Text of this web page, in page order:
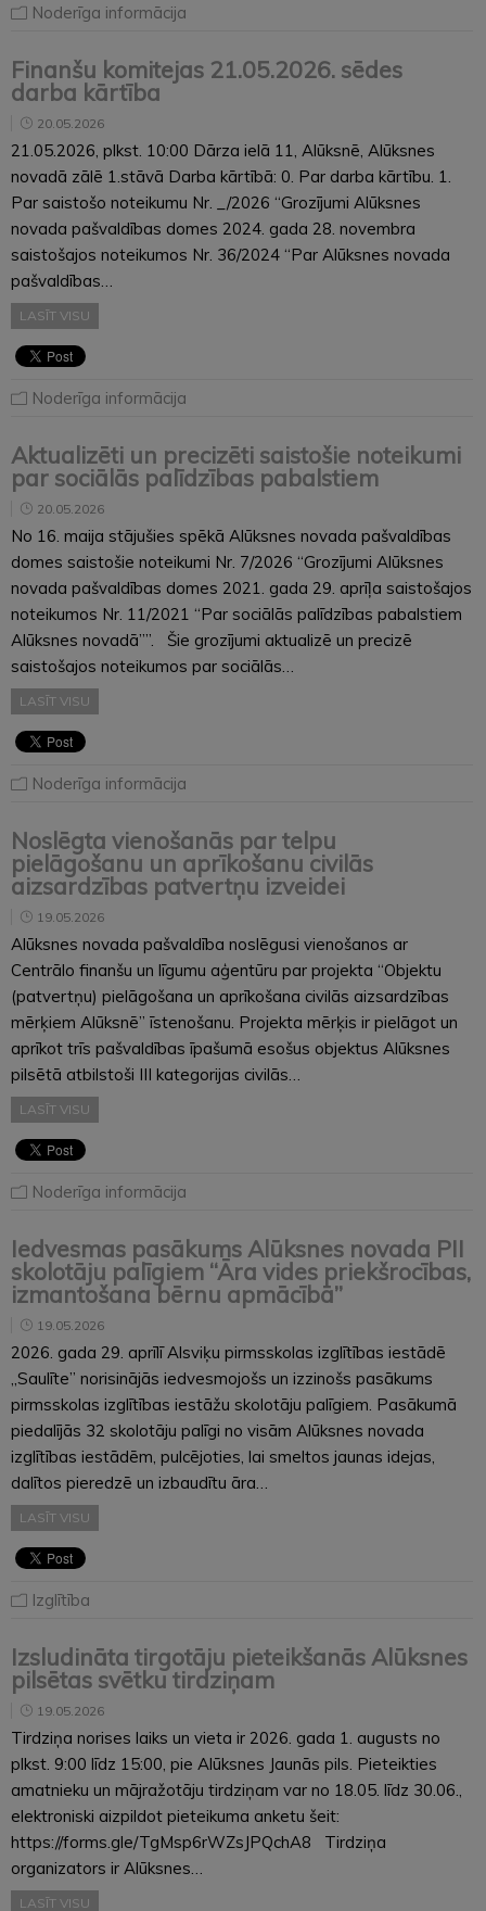
Noderīga informācija
Finanšu komitejas 21.05.2026. sēdes
darba kārtība
20.05.2026
21.05.2026, plkst. 10:00 Dārza ielā 11, Alūksnē, Alūksnes
novadā zālē 1.stāvā Darba kārtībā: 0. Par darba kārtību. 1.
Par saistošo noteikumu Nr. _/2026 “Grozījumi Alūksnes
novada pašvaldības domes 2024. gada 28. novembra
saistošajos noteikumos Nr. 36/2024 “Par Alūksnes novada
pašvaldības…
LASĪT VISU
Noderīga informācija
Aktualizēti un precizēti saistošie noteikumi
par sociālās palīdzības pabalstiem
20.05.2026
No 16. maija stājušies spēkā Alūksnes novada pašvaldības
domes saistošie noteikumi Nr. 7/2026 “Grozījumi Alūksnes
novada pašvaldības domes 2021. gada 29. aprīļa saistošajos
noteikumos Nr. 11/2021 “Par sociālās palīdzības pabalstiem
Alūksnes novadā””. Šie grozījumi aktualizē un precizē
saistošajos noteikumos par sociālās…
LASĪT VISU
Noderīga informācija
Noslēgta vienošanās par telpu
pielāgošanu un aprīkošanu civilās
aizsardzības patvertņu izveidei
19.05.2026
Alūksnes novada pašvaldība noslēgusi vienošanos ar
Centrālo finanšu un līgumu aģentūru par projekta “Objektu
(patvertņu) pielāgošana un aprīkošana civilās aizsardzības
mērķiem Alūksnē” īstenošanu. Projekta mērķis ir pielāgot un
aprīkot trīs pašvaldības īpašumā esošus objektus Alūksnes
pilsētā atbilstoši III kategorijas civilās…
LASĪT VISU
Noderīga informācija
Iedvesmas pasākums Alūksnes novada PII
skolotāju palīgiem “Āra vides priekšrocības,
izmantošana bērnu apmācībā”
19.05.2026
2026. gada 29. aprīlī Alsviķu pirmsskolas izglītības iestādē
,,Saulīte” norisinājās iedvesmojošs un izzinošs pasākums
pirmsskolas izglītības iestāžu skolotāju palīgiem. Pasākumā
piedalījās 32 skolotāju palīgi no visām Alūksnes novada
izglītības iestādēm, pulcējoties, lai smeltos jaunas idejas,
dalītos pieredzē un izbaudītu āra…
LASĪT VISU
Izglītība
Izsludināta tirgotāju pieteikšanās Alūksnes
pilsētas svētku tirdziņam
19.05.2026
Tirdziņa norises laiks un vieta ir 2026. gada 1. augusts no
plkst. 9:00 līdz 15:00, pie Alūksnes Jaunās pils. Pieteikties
amatnieku un mājražotāju tirdziņam var no 18.05. līdz 30.06.,
elektroniski aizpildot pieteikuma anketu šeit:
https://forms.gle/TgMsp6rWZsJPQchA8 Tirdziņa
organizators ir Alūksnes…
LASĪT VISU